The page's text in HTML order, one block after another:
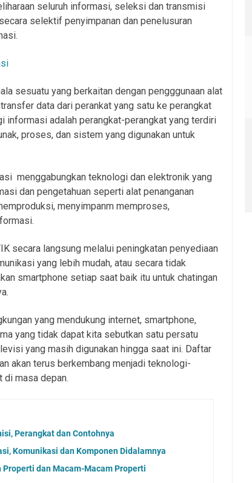
seluruh informasi, seleksi dan transmisi
selektif penyimpanan dan penelusuran
sesuatu yang berkaitan dengan pengggunaan alat
data dari perankat yang satu ke perangkat
informasi adalah perangkat-perangkat yang terdiri
proses, dan sistem yang digunakan untuk
menggabungkan teknologi dan elektronik yang
dan pengetahuan seperti alat penanganan
menyimpanm memproses,
secara langsung melalui peningkatan penyediaan
yang lebih mudah, atau secara tidak
smartphone setiap saat baik itu untuk chatingan
yang mendukung internet, smartphone,
yang tidak dapat kita sebutkan satu persatu
yang masih digunakan hingga saat ini. Daftar
akan terus berkembang menjadi teknologi-
di masa depan.
Perangkat dan Contohnya
Komunikasi dan Komponen Didalamnya
dan Macam-Macam Properti